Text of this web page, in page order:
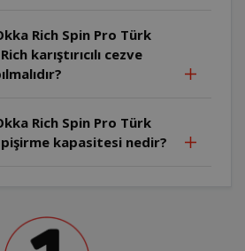
Rich Spin Pro Türk
karıştırıcılı cezve
Rich Spin Pro Türk
kapasitesi nedir?